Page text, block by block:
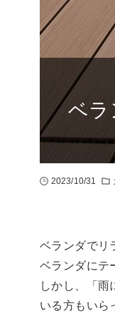
ベラ
2023/10/31
ベランダでリ
ベランダにテ
しかし、「雨
いる方もいら